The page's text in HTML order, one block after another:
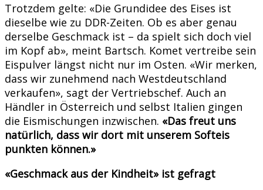
Trotzdem gelte: «Die Grundidee des Eises ist
dieselbe wie zu DDR-Zeiten. Ob es aber genau
derselbe Geschmack ist – da spielt sich doch viel
im Kopf ab», meint Bartsch. Komet vertreibe sein
Eispulver längst nicht nur im Osten. «Wir merken,
dass wir zunehmend nach Westdeutschland
verkaufen», sagt der Vertriebschef. Auch an
Händler in Österreich und selbst Italien gingen
die Eismischungen inzwischen. «Das freut uns
natürlich, dass wir dort mit unserem Softeis
punkten können.»
«Geschmack aus der Kindheit» ist gefragt